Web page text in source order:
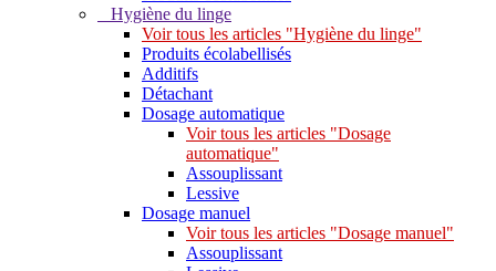
Hygiène du linge
Voir tous les articles "Hygiène du linge"
Produits écolabellisés
Additifs
Détachant
Dosage automatique
Voir tous les articles "Dosage
automatique"
Assouplissant
Lessive
Dosage manuel
Voir tous les articles "Dosage manuel"
Assouplissant